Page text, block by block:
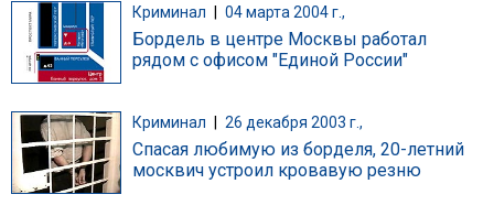
Криминал 04 марта 2004 г.,
Бордель в центре Москвы работал
рядом с офисом "Единой России"
Криминал 26 декабря 2003 г.,
Спасая любимую из борделя, 20-летний
москвич устроил кровавую резню